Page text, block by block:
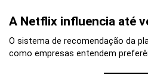
A Netflix influencia até
O sistema de recomendação da
como empresas entendem